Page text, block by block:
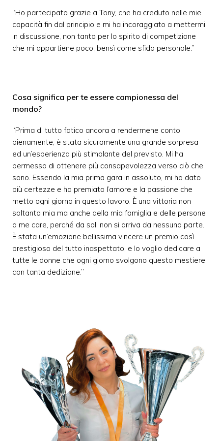
“Ho partecipato grazie a Tony, che ha creduto nelle mie
capacità fin dal principio e mi ha incoraggiato a mettermi
in discussione, non tanto per lo spirito di competizione
che mi appartiene poco, bensì come sfida personale.”
Cosa significa per te essere campionessa del
mondo?
“Prima di tutto fatico ancora a rendermene conto
pienamente, è stata sicuramente una grande sorpresa
ed un’esperienza più stimolante del previsto. Mi ha
permesso di ottenere più consapevolezza verso ciò che
sono. Essendo la mia prima gara in assoluto, mi ha dato
più certezze e ha premiato l’amore e la passione che
metto ogni giorno in questo lavoro. È una vittoria non
soltanto mia ma anche della mia famiglia e delle persone
a me care, perché da soli non si arriva da nessuna parte.
È stata un’emozione bellissima vincere un premio così
prestigioso del tutto inaspettato, e lo voglio dedicare a
tutte le donne che ogni giorno svolgono questo mestiere
con tanta dedizione.”